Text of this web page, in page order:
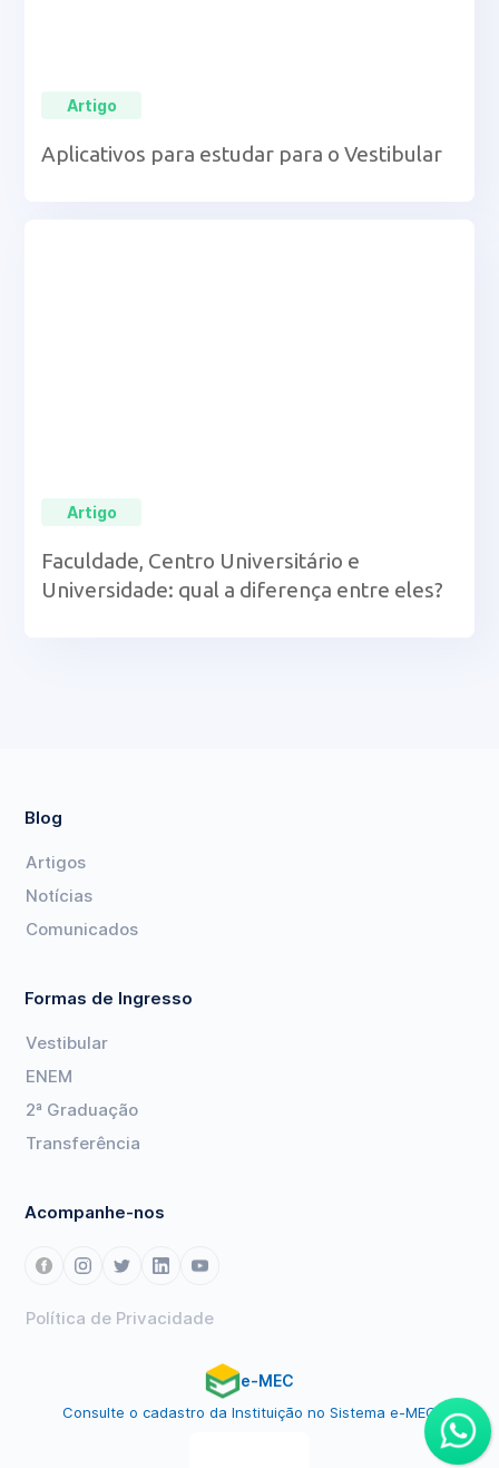
Artigo
Aplicativos para estudar para o Vestibular
Artigo
Faculdade, Centro Universitário e
Universidade: qual a diferença entre eles?
Blog
Artigos
Notícias
Comunicados
Formas de Ingresso
Vestibular
ENEM
2ª Graduação
Transferência
Acompanhe-nos
Política de Privacidade
e-MEC
Consulte o cadastro da Instituição no Sistema e-MEC